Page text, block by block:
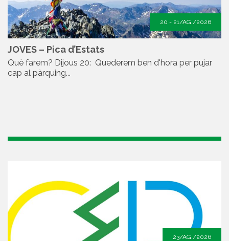
20 - 21/AG./2026
JOVES – Pica d’Estats
Què farem? Dijous 20: Quederem ben d'hora per pujar
cap al pàrquing...
23/AG./2026